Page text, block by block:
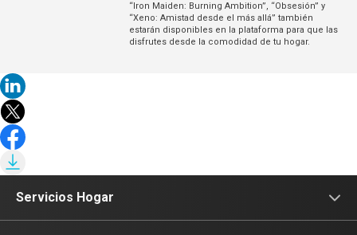
“Iron Maiden: Burning Ambition”, “Obsesión” y
“Xeno: Amistad desde el más allá” también
estarán disponibles en la plataforma para que las
disfrutes desde la comodidad de tu hogar.
Servicios Hogar